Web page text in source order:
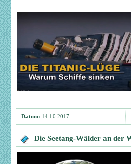
Datum: 14.10.2017
Die Seetang-Wälder an der